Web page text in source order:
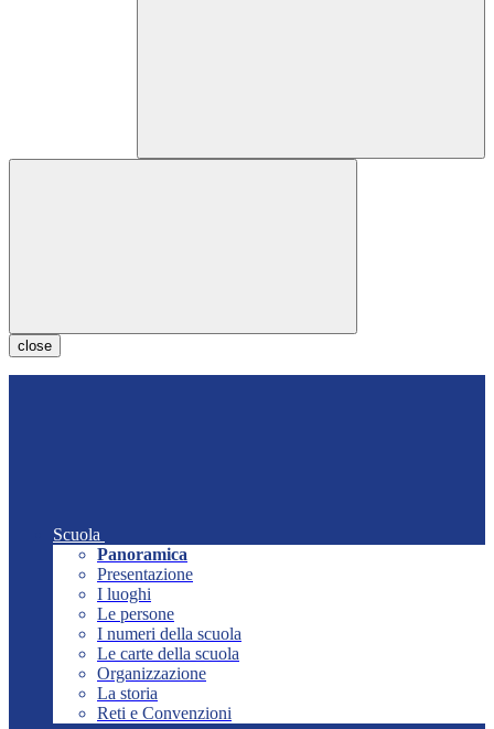
close
Scuola
Panoramica
Presentazione
I luoghi
Le persone
I numeri della scuola
Le carte della scuola
Organizzazione
La storia
Reti e Convenzioni